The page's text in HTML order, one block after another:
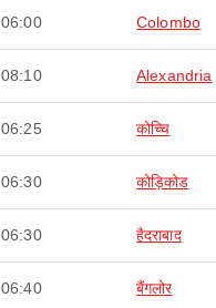
06:00 Colombo
08:10 Alexandria
06:25 कोच्चि
06:30 कोड़िकोड
06:30 हैदराबाद
06:40 बैंगलोर